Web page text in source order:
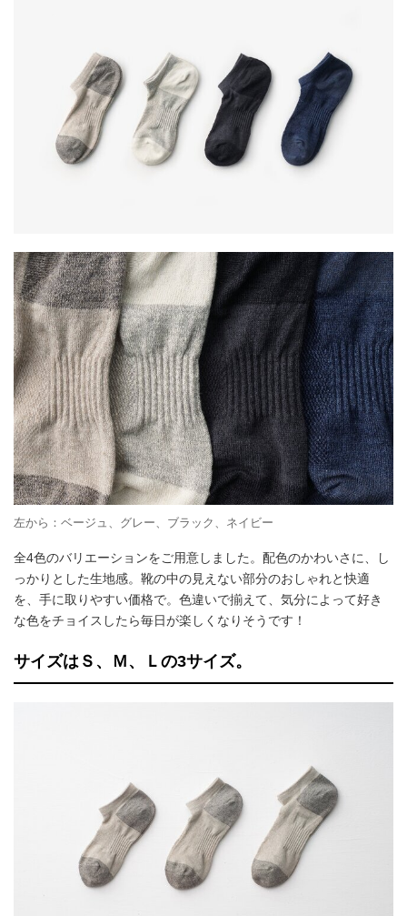
左から：ベージュ、グレー、ブラック、ネイビー
全4色のバリエーションをご用意しました。配色のかわいさに、し
っかりとした生地感。靴の中の見えない部分のおしゃれと快適
を、手に取りやすい価格で。色違いで揃えて、気分によって好き
な色をチョイスしたら毎日が楽しくなりそうです！
サイズはＳ、Ｍ、Ｌの3サイズ。